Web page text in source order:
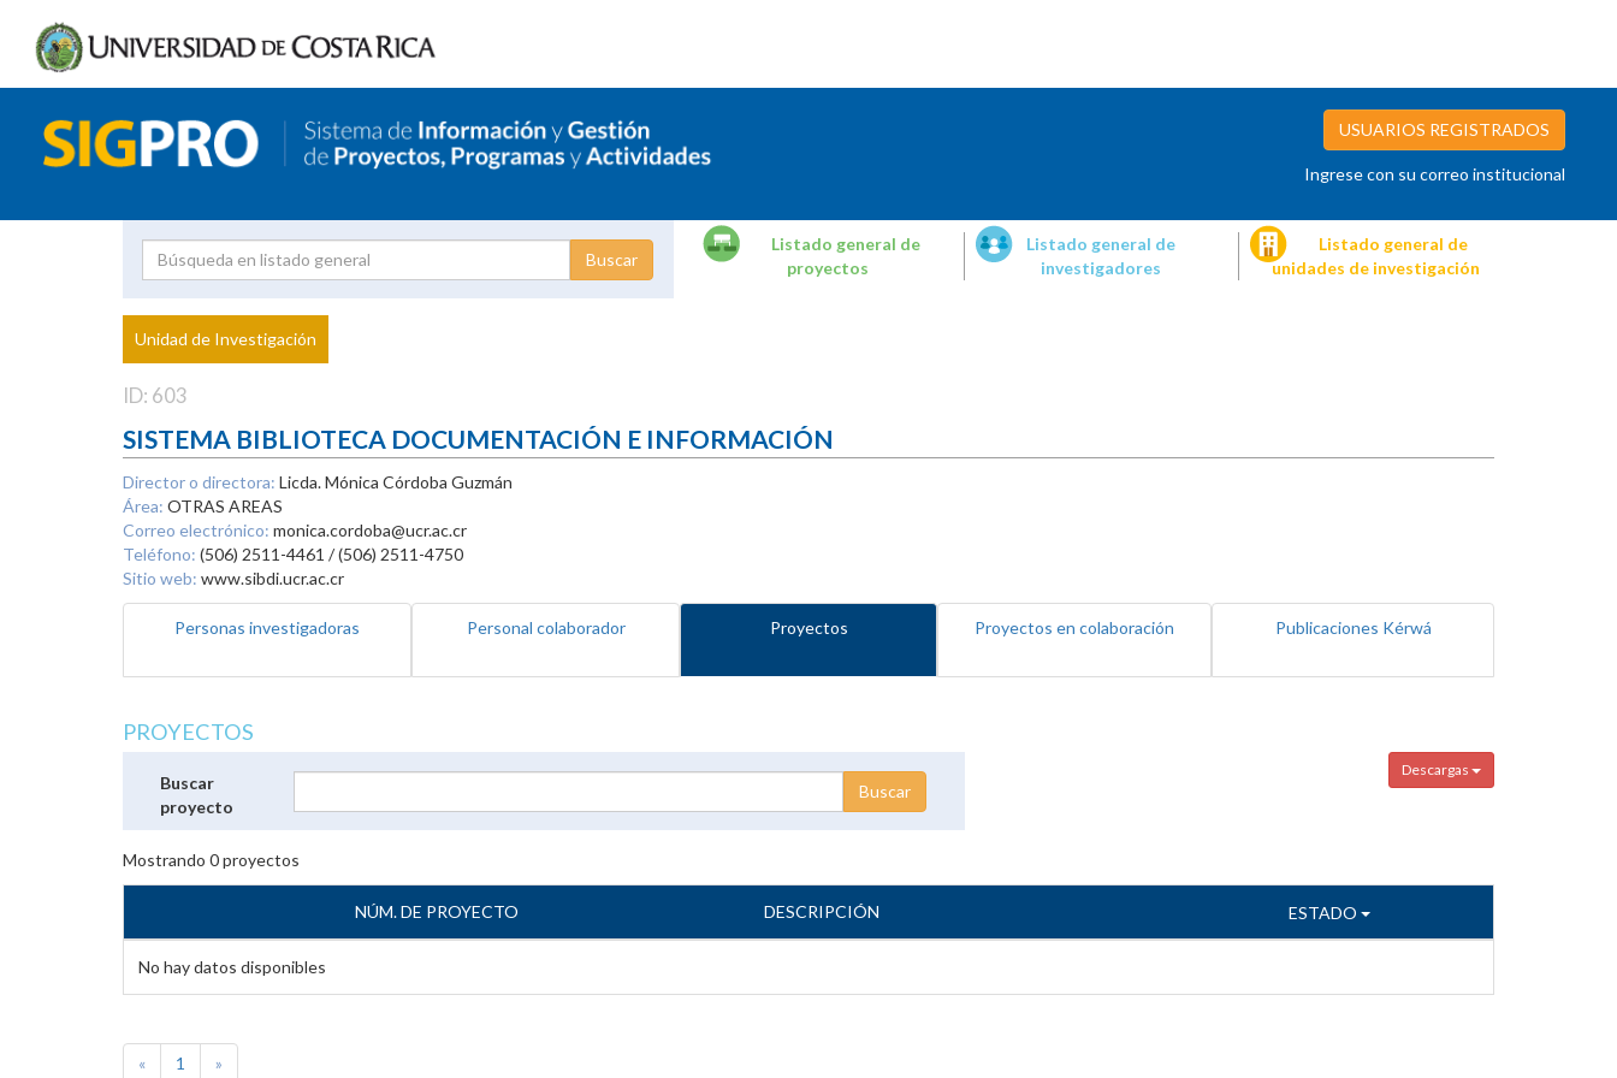
USUARIOS REGISTRADOS
Ingrese con su correo institucional
Proyecto
Investigador
Listado general de
proyectos
Listado general de
investigadores
Listado general de
unidades de investigación
Unidad de Investigación
ID: 603
SISTEMA BIBLIOTECA DOCUMENTACIÓN E INFORMACIÓN
Director o directora: Licda. Mónica Córdoba Guzmán
Área: OTRAS AREAS
Correo electrónico: monica.cordoba@ucr.ac.cr
Teléfono: (506) 2511-4461 / (506) 2511-4750
Sitio web: www.sibdi.ucr.ac.cr
Personas investigadoras Personal colaborador Proyectos Proyectos en colaboración Publicaciones Kérwá
PROYECTOS
Descargas
Buscar
proyecto
Mostrando 0proyectos
NÚM. DE PROYECTO DESCRIPCIÓN ESTADO
No hay datos disponibles
« 1 »